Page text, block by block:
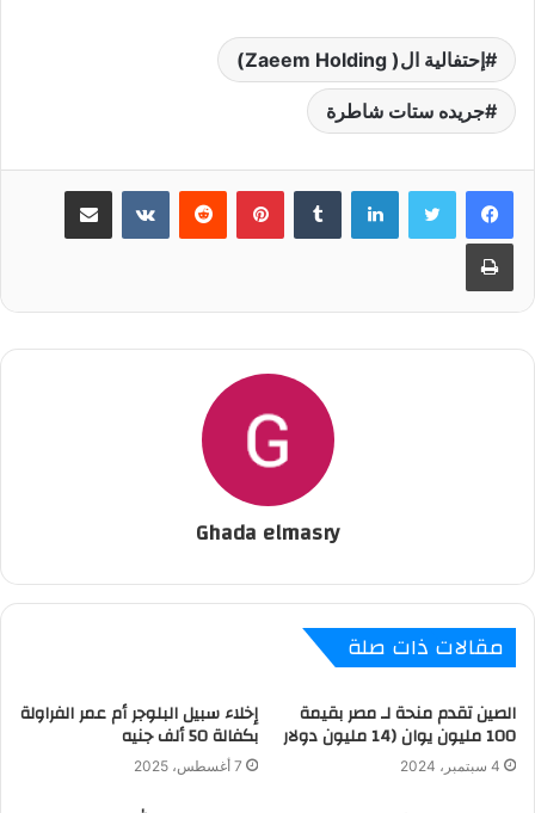
إحتفالية ال( Zaeem Holding)
جريده ستات شاطرة
لينكدإن بينتيريست
Ghada elmasry
مقالات ذات صلة
الصين تقدم منحة لـ مصر بقيمة
100 مليون يوان (14 مليون دولار
4 سبتمبر، 2024
إخلاء سبيل البلوجر أم عمر الفراولة
بكفالة 50 ألف جنيه
7 أغسطس، 2025